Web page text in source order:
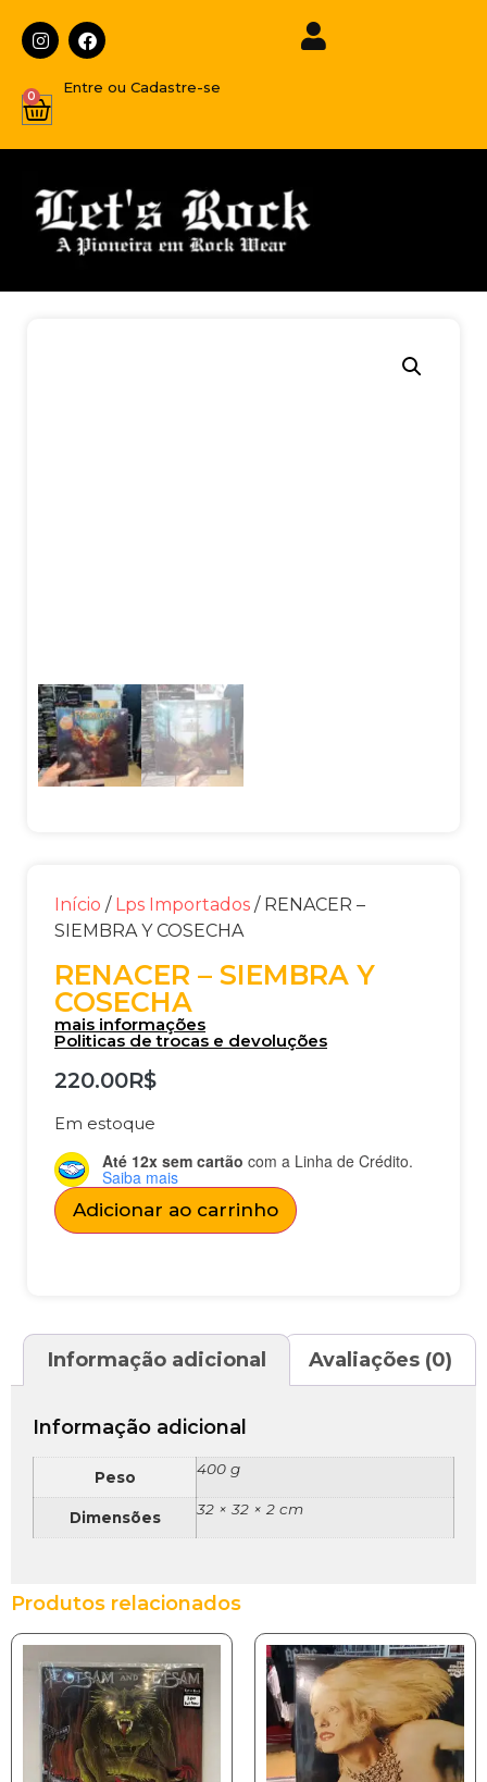
Entre ou Cadastre-se
0
Início / Lps Importados / RENACER –
SIEMBRA Y COSECHA
RENACER – SIEMBRA Y
COSECHA
mais informações
Politicas de trocas e devoluções
220.00R$
Em estoque
Até 12x sem cartão com a Linha de Crédito.
Saiba mais
Adicionar ao carrinho
Informação adicional Avaliações (0)
Informação adicional
Peso 400 g
Dimensões 32 × 32 × 2 cm
Produtos relacionados